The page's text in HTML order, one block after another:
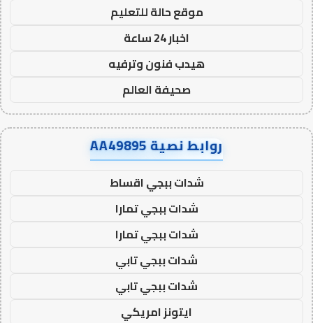
موقع حالة للتعليم
اخبار 24 ساعة
هيدب فنون وترفيه
صحيفة العالم
روابط نصية AA49895
شدات ببجي اقساط
شدات ببجي تمارا
شدات ببجي تمارا
شدات ببجي تابي
شدات ببجي تابي
ايتونز امريكي